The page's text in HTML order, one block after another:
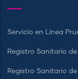
Servicio en Línea
Registro Sanitario
Registro Sanitario